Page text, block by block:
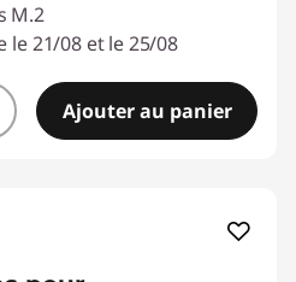
M.2
le 21/08 et le 25/08
Ajouter au panier